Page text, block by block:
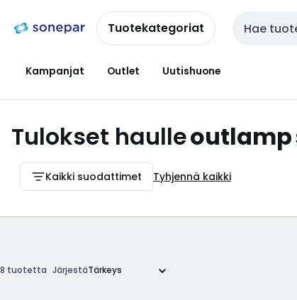
navigointiinsisältöönTuotekategoriat Haku
Kampanjat Outlet Uutishuone
Tulokset haulleoutlamp
Kaikki suodattimet Tyhjennä kaikki
8 tuotetta Järjestä